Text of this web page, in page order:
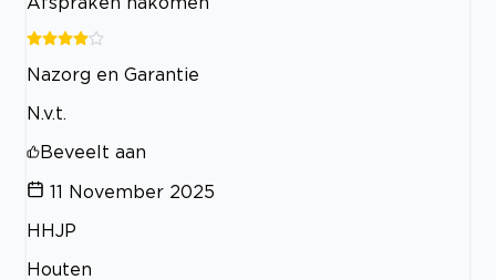
Nazorg en Garantie
N.v.t.
Beveelt aan
11 November 2025
HHJP
Houten